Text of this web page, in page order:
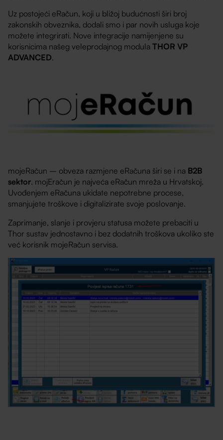
Uz postojeći eRačun, koji u bližoj budućnosti širi broj
zakonskih obveznika, dodali smo i par novih usluga koje
možete integrirati. Nove integracije namijenjene su
korisnicima našeg veleprodajnog modulaTHOR VP
ADVANCED.
mojeRačun – obveza razmjene eRačuna širi se i na B2B
sektor. mojEračun je najveća eRačun mreža u Hrvatskoj.
Uvođenjem eRačuna ukidate nepotrebne procese,
smanjujete troškove i digitalizirate svoje poslovanje.
Zaprimanje, slanje i provjeru statusa možete prebaciti u
Thor sustav jednostavno i bez dodatnih troškova ukoliko ste
već korisnik mojeRačun servisa.